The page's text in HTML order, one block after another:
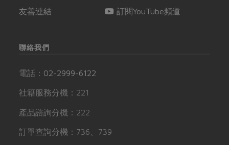
友善連結
訂閱YouTube頻道
聯絡我們
電話： 02-2999-6122
社籍服務分機：221
產品諮詢分機：222
訂單查詢分機：736、739